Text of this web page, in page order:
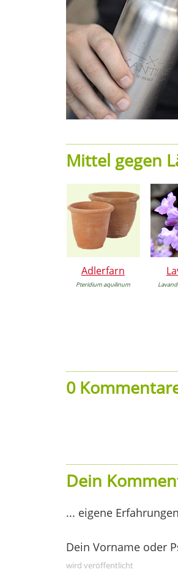
Mittel gegen
Adlerfarn
Pteridium aquilinum
0
Dein
... eigene
Dein Vorname oder
wird veröffentlicht